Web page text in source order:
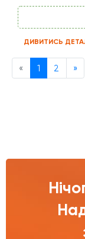
ДИВИТИСЬ
« Previous
1 2 »